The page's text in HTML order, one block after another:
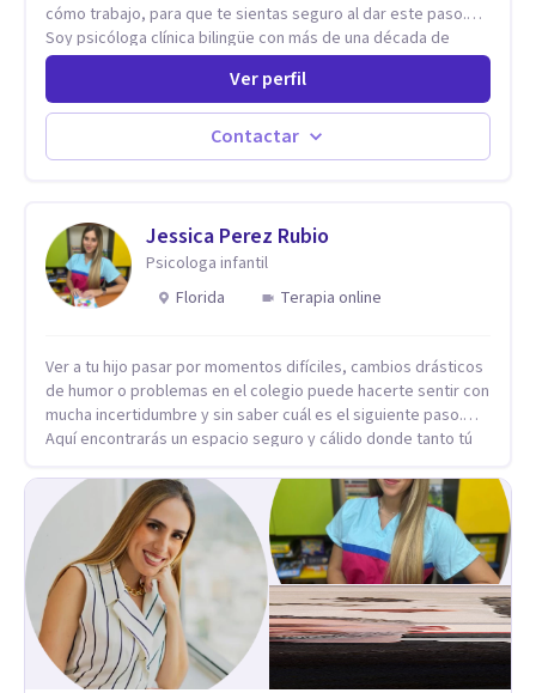
cómo trabajo, para que te sientas seguro al dar este paso.
Soy psicóloga clínica bilingüe con más de una década de
experiencia. He dictado conferencias, escrito artículos y
ejercido como profesora universitaria. Un dato curioso: he
vivido en varios países y conozco de primera mano lo que
significa ser migrante, adaptarse a los cambios y empezar de
nuevo.
Ver perfil
Contactar
Jessica Perez Rubio
Psicologa infantil
Florida
Terapia online
Ver a tu hijo pasar por momentos difíciles, cambios drásticos
de humor o problemas en el colegio puede hacerte sentir con
mucha incertidumbre y sin saber cuál es el siguiente paso.
Aquí encontrarás un espacio seguro y cálido donde tanto tú
comprendidos y apoyados para recuperar la tranquilidad en
casa. Me especializo en guiar a familias a través de
herramientas prácticas y dinámicas adaptadas a la edad de
cada menor, dejando de lado las etiquetas y los tecnicismos.
Mi forma de trabajar se centra en entender las emociones
que hay detrás del comportamiento, ayudándoles a
desarrollar la confianza necesaria para superar sus retos y
fortaleciendo la comunicación entre ustedes. Acompaño a
niños y adolescentes que están lidiando con la ansiedad, la